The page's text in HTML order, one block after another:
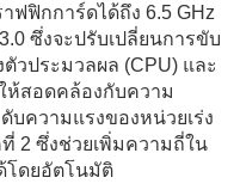
ฟิกการ์ดได้ถึง 6.5 GHz
ซึ่งจะปรับเปลี่ยนการขับ
วประมวลผล (CPU) และ
ห้สอดคล้องกับความ
บความแรงของหน่วยเร่ง
2 ซึ่งช่วยเพิ่มความถี่ใน
โดยอัตโนมัติ